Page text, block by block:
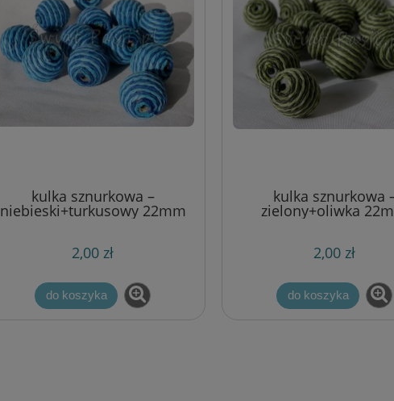
kulka sznurkowa –
niebieski+turkusowy 22mm
2,00 zł
do koszyka
kulka sznurkowa
zielony+oliwka
2,00 zł
do koszyka